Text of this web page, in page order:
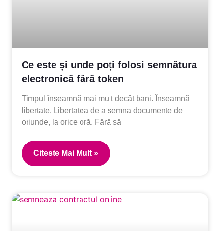
Ce este și unde poți folosi semnătura
electronică fără token
Timpul înseamnă mai mult decât bani. Înseamnă
libertate. Libertatea de a semna documente de
oriunde, la orice oră. Fără să
Citeste Mai Mult »